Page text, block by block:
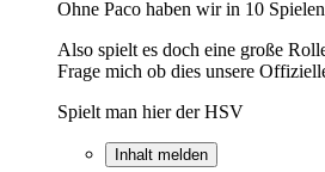
Ohne Paco haben wir in 10
Also spielt es doch eine große
Frage mich ob dies unsere
Spielt man hier der HSV
Inhalt melden